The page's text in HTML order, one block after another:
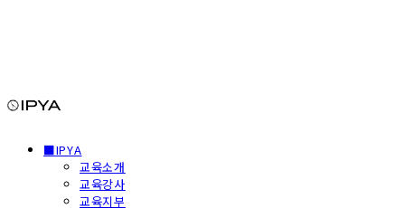
■IPYA
교육소개
교육강사
교육지부